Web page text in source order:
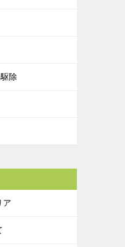
除
ア